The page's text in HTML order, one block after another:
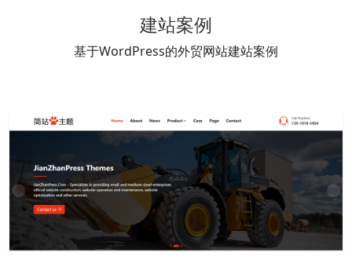
建站案例
基于WordPress的外贸网站建站案例